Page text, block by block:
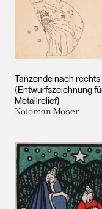
Tanzende nach rechts
(Entwurfszeichnung
Metallrelief)
Koloman Moser